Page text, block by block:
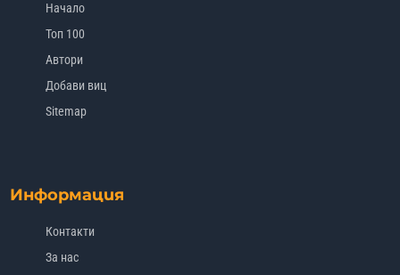
Начало
Топ 100
Автори
Добави виц
Sitemap
Информация
Контакти
За нас